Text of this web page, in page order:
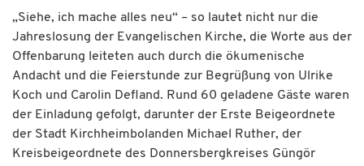
„Siehe, ich mache alles neu“ – so lautet nicht nur die
Jahreslosung der Evangelischen Kirche, die Worte aus der
Offenbarung leiteten auch durch die ökumenische
Andacht und die Feierstunde zur Begrüßung von Ulrike
Koch und Carolin Defland. Rund 60 geladene Gäste waren
der Einladung gefolgt, darunter der Erste Beigeordnete
der Stadt Kirchheimbolanden Michael Ruther, der
Kreisbeigeordnete des Donnersbergkreises Güngör